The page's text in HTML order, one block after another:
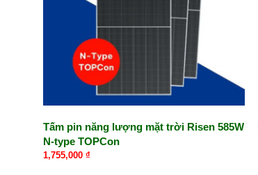
Tấm pin năng lượng mặt trời Risen 585W
N-type TOPCon
1,755,000 ₫